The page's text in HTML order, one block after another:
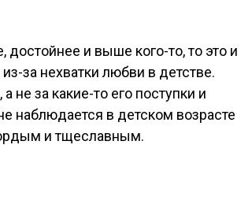
и выше кого-то, то это и
за нехватки любви в детстве.
не за какие-то его поступки и
наблюдается в детском возрасте
и тщеславным.